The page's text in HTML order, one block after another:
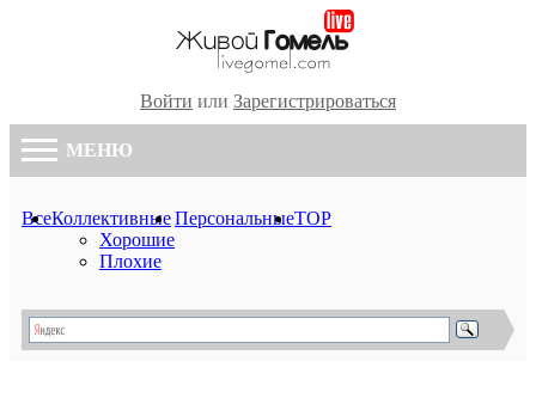
Войти или Зарегистрироваться
МЕНЮ
ВсеКоллективные
Хорошие
Плохие
ПерсональныеTOP